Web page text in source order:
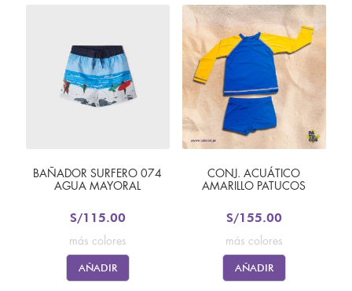
BAÑADOR SURFERO 074
AGUA MAYORAL
S/115.00
más colores
AÑADIR
CONJ. ACUÁTICO
AMARILLO PATUCOS
S/155.00
más colores
AÑADIR